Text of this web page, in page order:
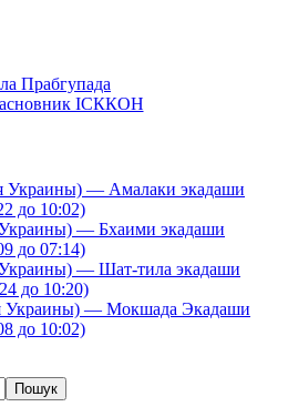
Прабгупада
ІСККОН
Украины) — Амалаки экадаши
до 10:02)
Украины) — Бхаими экадаши
до 07:14)
Украины) — Шат-тила экадаши
до 10:20)
Украины) — Мокшада Экадаши
до 10:02)
Пошук